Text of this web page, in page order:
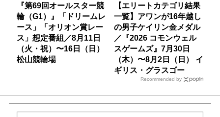
『第69回オールスター競
輪（G1）』「ドリームレ
ース」「オリオン賞レー
ス」想定番組／8月11日
（火・祝）〜16日（日）
松山競輪場
【エリートカテゴリ結果
一覧】アワンが16年越し
の男子ケイリン金メダル
／『2026 コモンウェル
スゲームズ』7月30日
（木）〜8月2日（日） イ
ギリス・グラスゴー
Recommended by